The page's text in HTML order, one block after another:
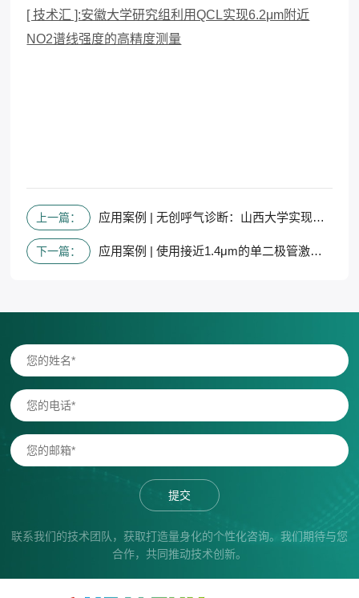
[ 技术汇 ]:安徽大学研究组利用QCL实现6.2μm附近
NO2谱线强度的高精度测量
上一篇： 应用案例 | 无创呼气诊断：山西大学实现免校准、ppb级的实时氨测量
下一篇： 应用案例 | 使用接近1.4μm的单二极管激光器进行基于TDLAS技术的温度测量
提交
联系我们的技术团队，获取打造量身化的个性化咨询。我们期待与您
合作，共同推动技术创新。